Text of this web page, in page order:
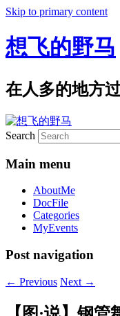
Skip to primary content
想飞的野马
在人多的地方
Search
Main menu
AboutMe
DocFile
Categories
MyEvents
Post navigation
← Previous Next →